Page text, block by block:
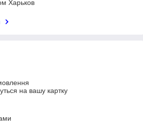
Харьков
на вашу картку